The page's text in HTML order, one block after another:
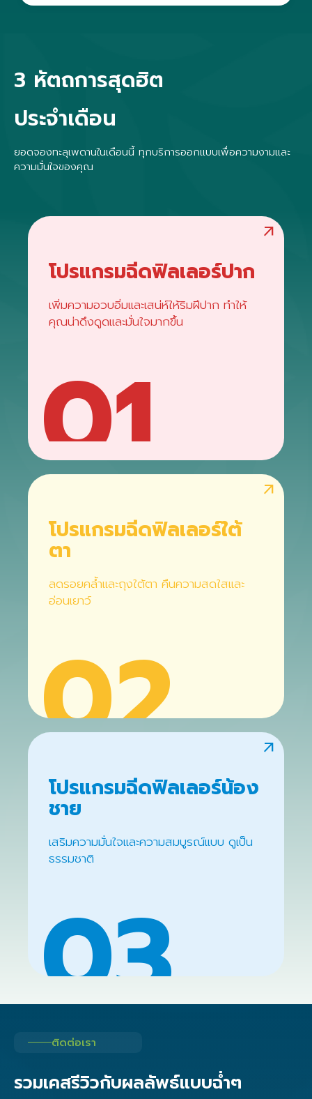
3 หัตถการสุดฮิต
ประจำเดือน
ยอดจองทะลุเพดานในเดือนนี้ ทุกบริการออกแบบเพื่อความงามและ
ความมั่นใจของคุณ
arrow_outward
โปรแกรมฉีดฟิลเลอร์ปาก
เพิ่มความอวบอิ่มและเสน่ห์ให้ริมฝีปาก ทำให้
คุณน่าดึงดูดและมั่นใจมากขึ้น
01 arrow_outward
โปรแกรมฉีดฟิลเลอร์ใต้
ตา
ลดรอยคล้ำและถุงใต้ตา คืนความสดใสและ
อ่อนเยาว์
02 arrow_outward
โปรแกรมฉีดฟิลเลอร์น้อง
ชาย
เสริมความมั่นใจและความสมบูรณ์แบบ ดูเป็น
ธรรมชาติ
03
ติดต่อเรา
รวมเคสรีวิวกับผลลัพธ์แบบฉ่ำๆ